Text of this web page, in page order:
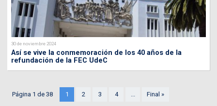
30 de noviembre 2024
Así se vive la conmemoración de los 40 años de la
refundación de la FEC UdeC
Página 1 de 38 1 2 3 4 ... Final »